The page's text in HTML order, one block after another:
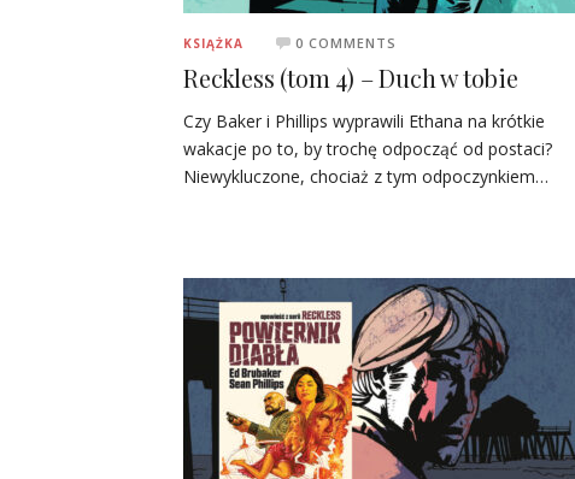
KSIĄŻKA 0 COMMENTS
Reckless (tom 4) – Duch w tobie
Czy Baker i Phillips wyprawili Ethana na krótkie
wakacje po to, by trochę odpocząć od postaci?
Niewykluczone, chociaż z tym odpoczynkiem…